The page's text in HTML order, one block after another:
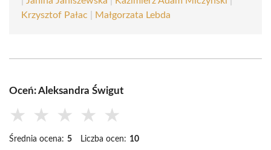
Krzysztof Pałac
Małgorzata Lebda
Oceń: Aleksandra Świgut
★ ★ ★ ★ ★
Średnia ocena: 5 Liczba ocen: 10